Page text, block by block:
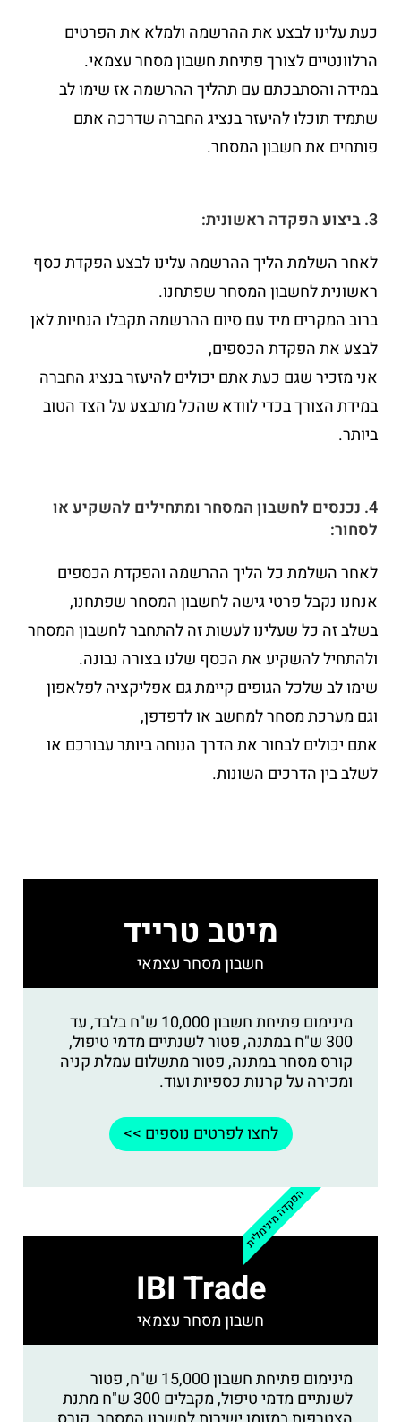
כעת עלינו לבצע את ההרשמה ולמלא את הפרטים
הרלוונטיים לצורך פתיחת חשבון מסחר עצמאי.
במידה והסתבכתם עם תהליך ההרשמה אז שימו לב
שתמיד תוכלו להיעזר בנציג החברה שדרכה אתם
פותחים את חשבון המסחר.
3. ביצוע הפקדה ראשונית:
לאחר השלמת הליך ההרשמה עלינו לבצע הפקדת כסף
ראשונית לחשבון המסחר שפתחנו.
ברוב המקרים מיד עם סיום ההרשמה תקבלו הנחיות לאן
לבצע את הפקדת הכספים,
אני מזכיר שגם כעת אתם יכולים להיעזר בנציג החברה
במידת הצורך בכדי לוודא שהכל מתבצע על הצד הטוב
ביותר.
4. נכנסים לחשבון המסחר ומתחילים להשקיע או
לסחור:
לאחר השלמת כל הליך ההרשמה והפקדת הכספים
אנחנו נקבל פרטי גישה לחשבון המסחר שפתחנו,
בשלב זה כל שעלינו לעשות זה להתחבר לחשבון המסחר
ולהתחיל להשקיע את הכסף שלנו בצורה נבונה.
שימו לב שלכל הגופים קיימת גם אפליקציה לפלאפון
וגם מערכת מסחר למחשב או לדפדפן,
אתם יכולים לבחור את הדרך הנוחה ביותר עבורכם או
לשלב בין הדרכים השונות.
מיטב טרייד
חשבון מסחר עצמאי
מינימום פתיחת חשבון 10,000 ש"ח בלבד, עד
300 ש"ח במתנה, פטור לשנתיים מדמי טיפול,
קורס מסחר במתנה, פטור מתשלום עמלת קניה
ומכירה על קרנות כספיות ועוד.
לחצו לפרטים נוספים >>
הפקדה מינימלית
IBI Trade
חשבון מסחר עצמאי
מינימום פתיחת חשבון 15,000 ש"ח, פטור
לשנתיים מדמי טיפול, מקבלים 300 ש"ח מתנת